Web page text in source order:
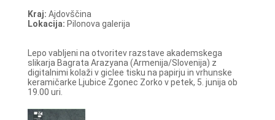
Kraj: Ajdovščina
Lokacija: Pilonova galerija
Lepo vabljeni na otvoritev razstave akademskega
slikarja Bagrata Arazyana (Armenija/Slovenija) z
digitalnimi kolaži v giclee tisku na papirju in vrhunske
keramičarke Ljubice Zgonec Zorko v petek, 5. junija ob
19.00 uri.